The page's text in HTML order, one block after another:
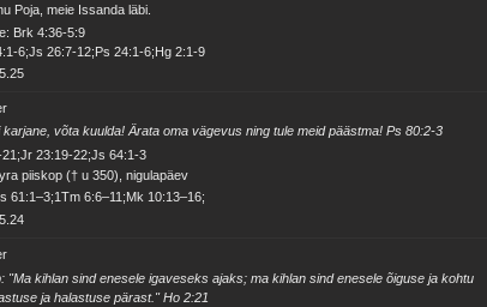
Poja, meie Issanda läbi.
Brk 4:36-5:9
6;Js 26:7-12;Ps 24:1-6;Hg 2:1-9
karjane, võta kuulda! Ärata oma vägevus ning tule meid päästma! Ps 80:2-3
23:19-22;Js 64:1-3
piiskop († u 350), nigulapäev
61:1–3;1Tm 6:6–11;Mk 10:13–16;
"Ma kihlan sind enesele igaveseks ajaks; ma kihlan sind enesele õiguse ja kohtu
ja halastuse pärast." Ho 2:21